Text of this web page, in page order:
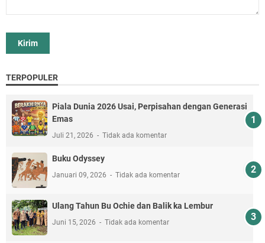
TERPOPULER
Piala Dunia 2026 Usai, Perpisahan dengan Generasi
Emas
Juli 21, 2026 Tidak ada komentar
Buku Odyssey
Januari 09, 2026 Tidak ada komentar
Ulang Tahun Bu Ochie dan Balik ka Lembur
Juni 15, 2026 Tidak ada komentar